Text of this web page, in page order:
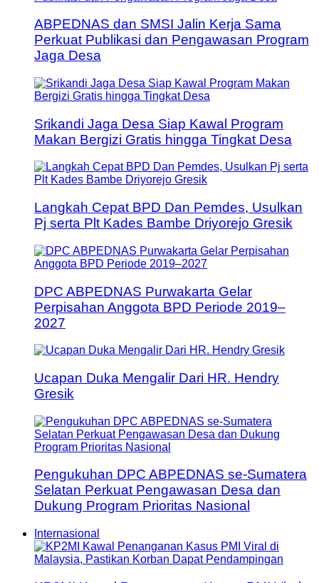
ABPEDNAS dan SMSI Jalin Kerja Sama
Perkuat Publikasi dan Pengawasan Program
Jaga Desa
Srikandi Jaga Desa Siap Kawal Program
Makan Bergizi Gratis hingga Tingkat Desa
Langkah Cepat BPD Dan Pemdes, Usulkan
Pj serta Plt Kades Bambe Driyorejo Gresik
DPC ABPEDNAS Purwakarta Gelar
Perpisahan Anggota BPD Periode 2019–
2027
Ucapan Duka Mengalir Dari HR. Hendry
Gresik
Pengukuhan DPC ABPEDNAS se-Sumatera
Selatan Perkuat Pengawasan Desa dan
Dukung Program Prioritas Nasional
Internasional